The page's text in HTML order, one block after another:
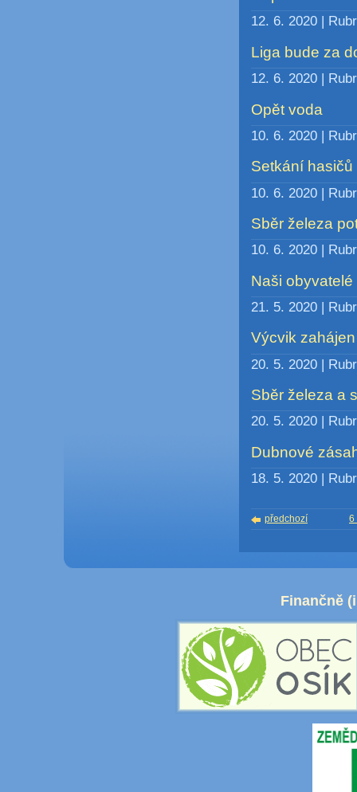
12. 6. 2020 |
Liga bude za
12. 6. 2020 |
Opět voda
10. 6. 2020 |
Setkání
10. 6. 2020 |
Sběr železa
10. 6. 2020 |
Naši
21. 5. 2020 |
Výcvik zahájen
20. 5. 2020 |
Sběr železa a
20. 5. 2020 |
Dubnové
18. 5. 2020 |
předchozí 6
Finančně